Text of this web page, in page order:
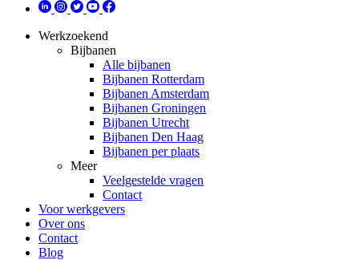
Werkzoekend
Bijbanen
Alle bijbanen
Bijbanen Rotterdam
Bijbanen Amsterdam
Bijbanen Groningen
Bijbanen Utrecht
Bijbanen Den Haag
Bijbanen per plaats
Meer
Veelgestelde vragen
Contact
Voor werkgevers
Over ons
Contact
Blog